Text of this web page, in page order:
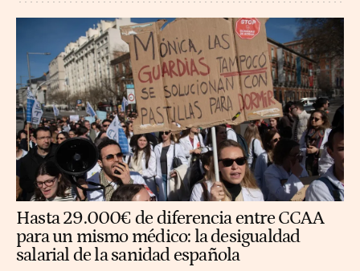
Hasta 29.000€ de diferencia entre CCAA
para un mismo médico: la desigualdad
salarial de la sanidad española